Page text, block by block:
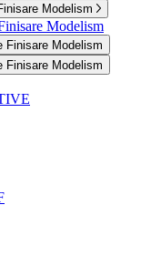
Modelism
Modelism
Finisare Modelism
Finisare Modelism